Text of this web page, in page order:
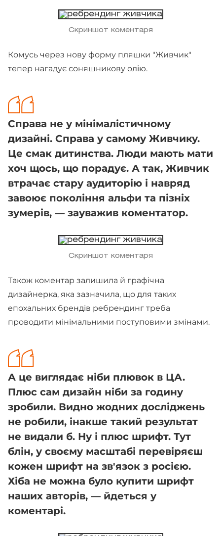
Скриншот коментаря
Комусь через нову форму пляшки "Живчик"
тепер нагадує соняшникову олію.
Справа не у мінімалістичному
дизайні. Справа у самому Живчику.
Це смак дитинства. Люди мають мати
хоч щось, що порадує. А так, Живчик
втрачає стару аудиторію і навряд
завоює покоління альфи та пізніх
зумерів, — зауважив коментатор.
Скриншот коментаря
Також коментар залишила й графічна
дизайнерка, яка зазначила, що для таких
епохальних брендів ребрендинг треба
проводити мінімальними поступовими змінами.
А це виглядає ніби плювок в ЦА.
Плюс сам дизайн ніби за годину
зробили. Видно жодних досліджень
не робили, інакше такий результат
не видали б. Ну і плюс шрифт. Тут
блін, у своєму масштабі перевіряєш
кожен шрифт на зв'язок з росією.
Хіба не можна було купити шрифт
наших авторів, — йдеться у
коментарі.